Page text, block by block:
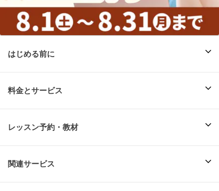
はじめる前に
料金とサービス
レッスン予約・教材
関連サービス